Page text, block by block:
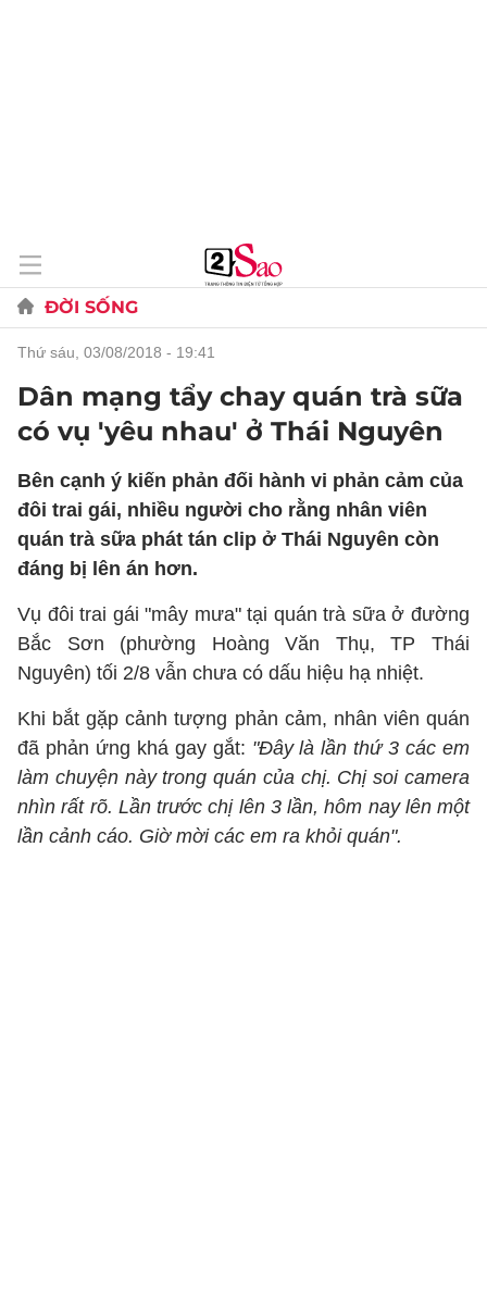
ĐỜI SỐNG
thứ sáu, 03/08/2018 - 19:41
Dân mạng tẩy chay quán trà sữa
có vụ 'yêu nhau' ở Thái Nguyên
Bên cạnh ý kiến phản đối hành vi phản cảm của
đôi trai gái, nhiều người cho rằng nhân viên
quán trà sữa phát tán clip ở Thái Nguyên còn
đáng bị lên án hơn.
Vụ đôi trai gái "mây mưa" tại quán trà sữa ở đường
Bắc Sơn (phường Hoàng Văn Thụ, TP Thái
Nguyên) tối 2/8 vẫn chưa có dấu hiệu hạ nhiệt.
Khi bắt gặp cảnh tượng phản cảm, nhân viên quán
đã phản ứng khá gay gắt: "Đây là lần thứ 3 các em
làm chuyện này trong quán của chị. Chị soi camera
nhìn rất rõ. Lần trước chị lên 3 lần, hôm nay lên một
lần cảnh cáo. Giờ mời các em ra khỏi quán".